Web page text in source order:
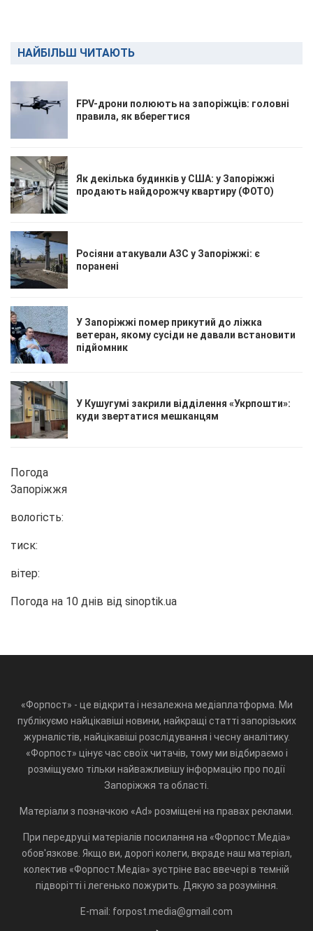
НАЙБІЛЬШ ЧИТАЮТЬ
FPV-дрони полюють на запоріжців: головні
правила, як вберегтися
Як декілька будинків у США: у Запоріжжі
продають найдорожчу квартиру (ФОТО)
Росіяни атакували АЗС у Запоріжжі: є
поранені
У Запоріжжі помер прикутий до ліжка
ветеран, якому сусіди не давали встановити
підйомник
У Кушугумі закрили відділення «Укрпошти»:
куди звертатися мешканцям
Погода
Запоріжжя
вологість:
тиск:
вітер:
Погода на 10 днів від sinoptik.ua
«Форпост» - це відкрита і незалежна медіаплатформа. Ми
публікуємо найцікавіші новини, найкращі статті запорізьких
журналістів, найцікавіші розслідування і чесну аналітику.
«Форпост» цінує час своїх читачів, тому ми відбираємо і
розміщуємо тільки найважливішу інформацію про події
Запоріжжя та області.
Матеріали з позначкою «Ad» розміщені на правах реклами.
При передруці матеріалів посилання на «Форпост.Медіа»
обов'язкове. Якщо ви, дорогі колеги, вкраде наш матеріал,
колектив «Форпост.Медіа» зустріне вас ввечері в темній
підворітті і легенько пожурить. Дякую за розуміння.
E-mail: forpost.media@gmail.com